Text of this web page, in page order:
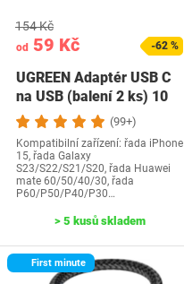
od 59 Kč
154 Kč
-62 %
UGREEN Adaptér USB C
na USB (balení 2 ks) 10
Gb/s USB C…
(99+)
Kompatibilní zařízení: řada iPhone
15, řada Galaxy
S23/S22/S21/S20, řada Huawei
mate 60/50/40/30, řada
P60/P50/P40/P30…
> 5 kusů skladem
First minute